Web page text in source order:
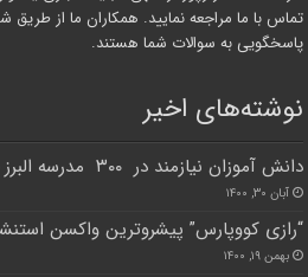
تماس با ما مراجعه نمایید. همکاران ما از طریق
پاسخگویی به سوالات شما هستند.
نوشته‌های اخیر
دانش آموزان نیازمند در ۳۰۰ مدرسه البرز حمایت می شوند
آبان ۳۰, ۱۴۰۰
“رازی کووپارس” پیشروترین واکسن
بهمن ۱۹, ۱۴۰۰